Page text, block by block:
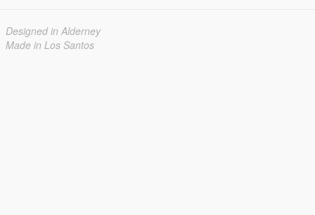
Designed in Alderney
Made in Los Santos